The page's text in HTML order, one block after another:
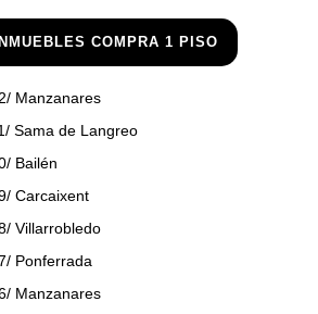
COMPRA 1 PISO
Manzanares
Sama de Langreo
Bailén
Carcaixent
Villarrobledo
Ponferrada
Manzanares